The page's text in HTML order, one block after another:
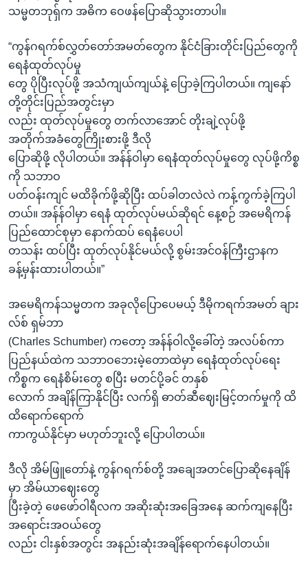
သမ္မတဘုရှ်က အဓိက ဝေဖန်ပြောဆိုသွားတာပါ။
“ကွန်ဂရက်စ်လွှတ်တော်အမတ်တွေက နိုင်ငံခြားတိုင်းပြည်တွေကို
ရေနံထုတ်လုပ်မှု
တွေ ပိုပြီးလုပ်ဖို့ အသံကျယ်ကျယ်နဲ့ ပြောခဲ့ကြပါတယ်။ ကျနော်
တို့တိုင်းပြည်အတွင်းမှာ
လည်း ထုတ်လုပ်မှုတွေ တက်လာအောင် တိုးချဲ့လုပ်ဖို့
အတိုက်အခံတွေကြိုးစားဖို့ ဒီလို
ပြောဆိုဖို့ လိုပါတယ်။ အန်န်ဝါမှာ ရေနံထုတ်လုပ်မှုတွေ လုပ်ဖို့ကိစ္စ
ကို သဘာဝ
ပတ်ဝန်းကျင် မထိခိုက်ဖို့ဆိုပြီး ထပ်ခါတလဲလဲ ကန့်ကွက်ခဲ့ကြပါ
တယ်။ အန်န်ဝါမှာ ရေနံ ထုတ်လုပ်မယ်ဆိုရင် နေ့စဉ် အမေရိကန်
ပြည်ထောင်စုမှာ နောက်ထပ် ရေနံပေပါ
တသန်း ထပ်ပြီး ထုတ်လုပ်နိုင်မယ်လို့ စွမ်းအင်ဝန်ကြီးဌာနက
ခန့်မှန်းထားပါတယ်။”
အမေရိကန်သမ္မတက အခုလိုပြောပေမယ့် ဒီမိုကရက်အမတ် ချား
လ်စ် ရှမ်ဘာ
(Charles Schumber) ကတော့ အန်န်ဝါလို့ခေါ်တဲ့ အလပ်စ်ကာ
ပြည်နယ်ထဲက သဘာဝဘေးမဲ့တောထဲမှာ ရေနံထုတ်လုပ်ရေး
ကိစ္စက ရေနံစိမ်းတွေ စပြီး မတင်ပို့ခင် တနှစ်
လောက် အချိန်ကြာနိုင်ပြီး လက်ရှိ ဓာတ်ဆီဈေးမြင့်တက်မှုကို ထိ
ထိရောက်ရောက်
ကာကွယ်နိုင်မှာ မဟုတ်ဘူးလို့ ပြောပါတယ်။
ဒီလို အိမ်ဖြူတော်နဲ့ ကွန်ဂရက်စ်တို့ အချေအတင်ပြောဆိုနေချိန်
မှာ အိမ်ယာဈေးတွေ
ပြီးခဲ့တဲ့ ဖေဖော်ဝါရီလက အဆိုးဆုံးအခြေအနေ ဆက်ကျနေပြီး
အရောင်းအဝယ်တွေ
လည်း ငါးနှစ်အတွင်း အနည်းဆုံးအချိန်ရောက်နေပါတယ်။